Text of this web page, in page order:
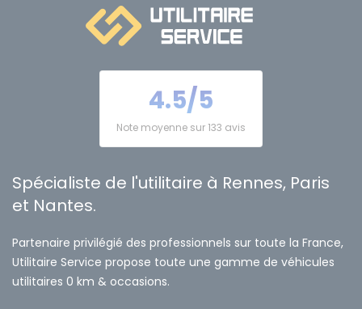
4.5/5
Note moyenne sur 133 avis
Spécialiste de l'utilitaire à Rennes, Paris
et Nantes.
Partenaire privilégié des professionnels sur toute la France,
Utilitaire Service propose toute une gamme de véhicules
utilitaires 0 km & occasions.